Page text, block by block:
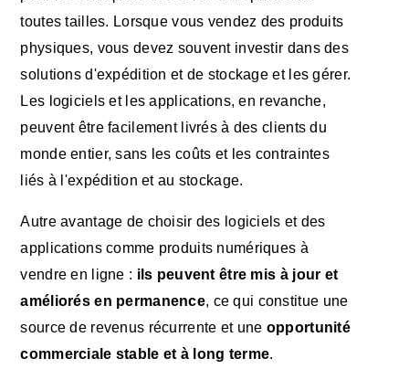
toutes tailles. Lorsque vous vendez des produits
physiques, vous devez souvent investir dans des
solutions d'expédition et de stockage et les gérer.
Les logiciels et les applications, en revanche,
peuvent être facilement livrés à des clients du
monde entier, sans les coûts et les contraintes
liés à l'expédition et au stockage.
Autre avantage de choisir des logiciels et des
applications comme produits numériques à
vendre en ligne : ils peuvent être mis à jour et
améliorés en permanence, ce qui constitue une
source de revenus récurrente et une opportunité
commerciale stable et à long terme.